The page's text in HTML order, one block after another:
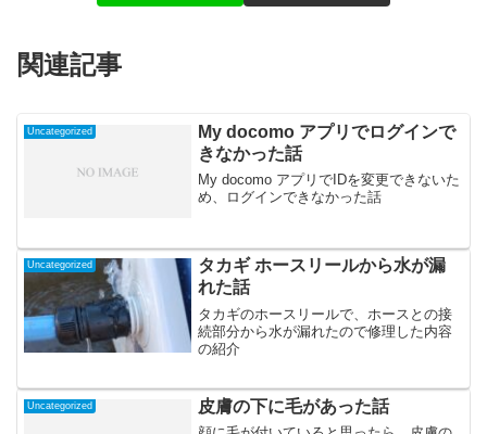
関連記事
Uncategorized
My docomo アプリでログインで
きなかった話
My docomo アプリでIDを変更できないた
め、ログインできなかった話
Uncategorized
タカギ ホースリールから水が漏
れた話
タカギのホースリールで、ホースとの接
続部分から水が漏れたので修理した内容
の紹介
Uncategorized 皮膚の下に毛があった話